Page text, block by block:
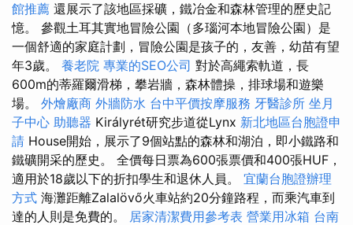
館推薦 還展示了該地區採礦，鐵冶金和森林管理的歷史記
憶。 參觀土耳其實地冒險公園（多瑙河本地冒險公園）是
一個舒適的家庭計劃，冒險公園是孩子的，友善，幼苗有望
年3歲。 養老院 專業的SEO公司 對於高繩索軌道，長
600m的蒂羅爾滑梯，攀岩牆，森林體操，排球場和遊樂
場。 外燴廠商 外牆防水 台中平價按摩服務 牙醫診所 坐月
子中心 助聽器 Királyrét研究步道從Lynx 新北地區台胞證申
請 House開始，展示了9個站點的森林和湖泊，即小鐵路和
鐵礦開采的歷史。 全價每日票為600張票價和400張HUF，
適用於18歲以下的折扣學生和退休人員。 宜蘭台胞證辦理
方式 海灘距離Zalalövő火車站約20分鐘路程，而乘汽車到
達的人則是免費的。 居家清潔費用參考表 營業用冰箱 台南